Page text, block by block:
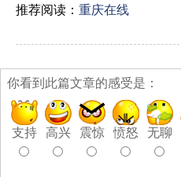
推荐阅读： 重庆在线
你看到此篇文章的感受是：
支持 高兴 震惊 愤怒 无聊